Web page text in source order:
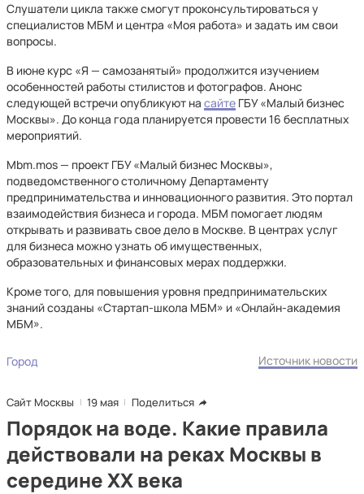
Слушатели цикла также смогут проконсультироваться у
специалистов МБМ и центра «Моя работа» и задать им свои
вопросы.
В июне курс «Я — самозанятый» продолжится изучением
особенностей работы стилистов и фотографов. Анонс
следующей встречи опубликуют на сайте ГБУ «Малый бизнес
Москвы». До конца года планируется провести 16 бесплатных
мероприятий.
Mbm.mos — проект ГБУ «Малый бизнес Москвы»,
подведомственного столичному Департаменту
предпринимательства и инновационного развития. Это портал
взаимодействия бизнеса и города. МБМ помогает людям
открывать и развивать свое дело в Москве. В центрах услуг
для бизнеса можно узнать об имущественных,
образовательных и финансовых мерах поддержки.
Кроме того, для повышения уровня предпринимательских
знаний созданы «Стартап-школа МБМ» и «Онлайн-академия
МБМ».
Город Источник новости
Сайт Москвы 19 мая Поделиться
Порядок на воде. Какие правила
действовали на реках Москвы в
середине XX века